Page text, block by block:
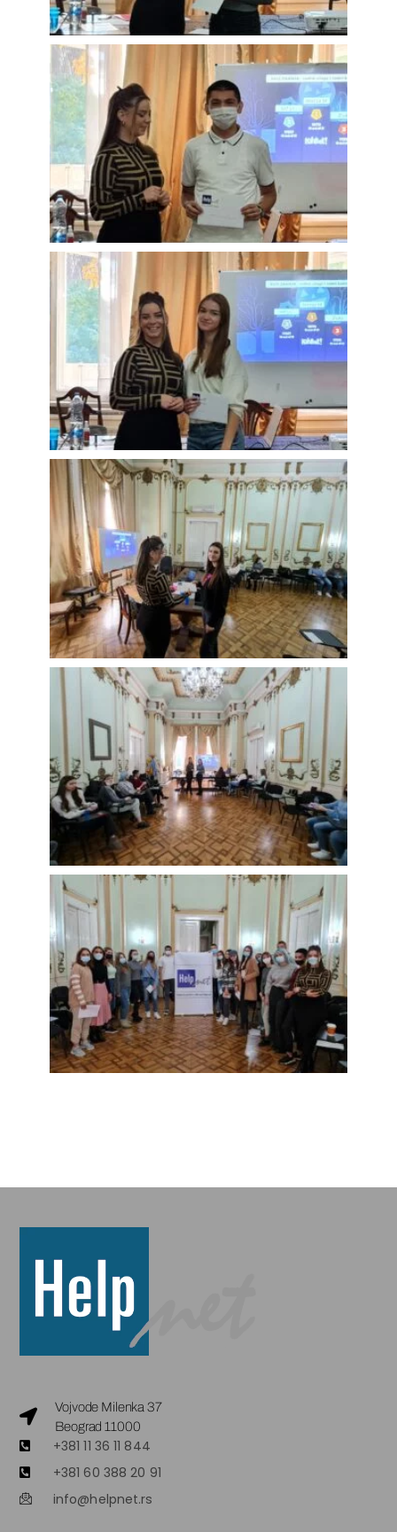
Vojvode Milenka 37
Beograd 11000
+381 11 36 11 844
+381 60 388 20 91
info@helpnet.rs